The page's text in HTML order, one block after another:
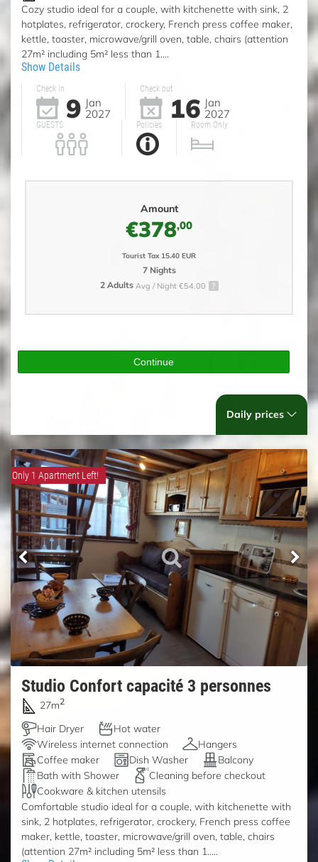
Cozy studio ideal for a couple, with kitchenette with sink, 2
hotplates, refrigerator, crockery, French press coffee maker,
kettle, toaster, microwave/grill oven, table, chairs (attention
27m² including 5m² less than 1....
Show Details
Check in
9 Jan
2027
Check out
16 Jan
2027
GUESTS Policies Room Only
Amount
€378,00
Tourist Tax 15.40 EUR
7 Nights
2 Adults Avg / Night €54.00
Continue
Daily prices
Only 1 Apartment Left!
Studio Confort capacité 3 personnes
27m2
Hair Dryer
Hot water
Wireless internet connection
Hangers
Coffee maker
Dish Washer
Balcony
Bath with Shower
Cleaning before checkout
Cookware & kitchen utensils
Comfortable studio ideal for a couple, with kitchenette with
sink, 2 hotplates, refrigerator, crockery, French press coffee
maker, kettle, toaster, microwave/grill oven, table, chairs
(attention 27m² including 5m² less than 1.....